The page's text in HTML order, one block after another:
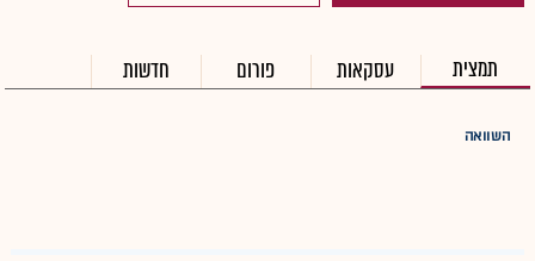
תמצית עסקאות פורום חדשות
השוואה